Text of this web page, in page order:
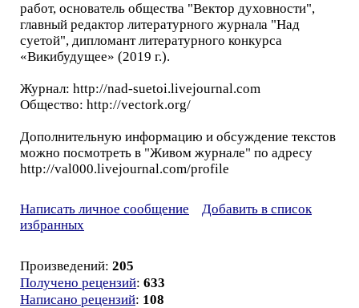
работ, основатель общества "Вектор духовности",
главный редактор литературного журнала "Над
суетой", дипломант литературного конкурса
«Викибудущее» (2019 г.).
Журнал: http://nad-suetoi.livejournal.com
Общество: http://vectork.org/
Дополнительную информацию и обсуждение текстов
можно посмотреть в "Живом журнале" по адресу
http://val000.livejournal.com/profile
Написать личное сообщение
Добавить в список
избранных
Произведений: 205
Получено рецензий: 633
Написано рецензий: 108